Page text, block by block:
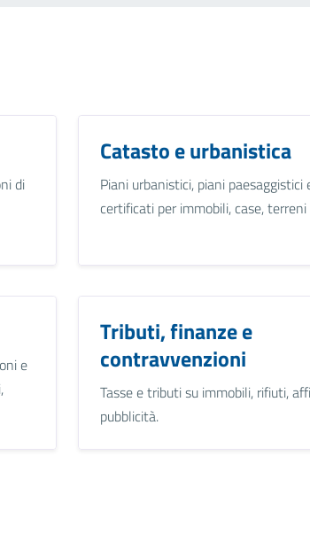
di
Catasto e urbanistica
Piani urbanistici, piani
certificati per immobili, case, terreni
e
Tributi, finanze e
contravvenzioni
Tasse e tributi su immobili, rifiuti,
pubblicità.